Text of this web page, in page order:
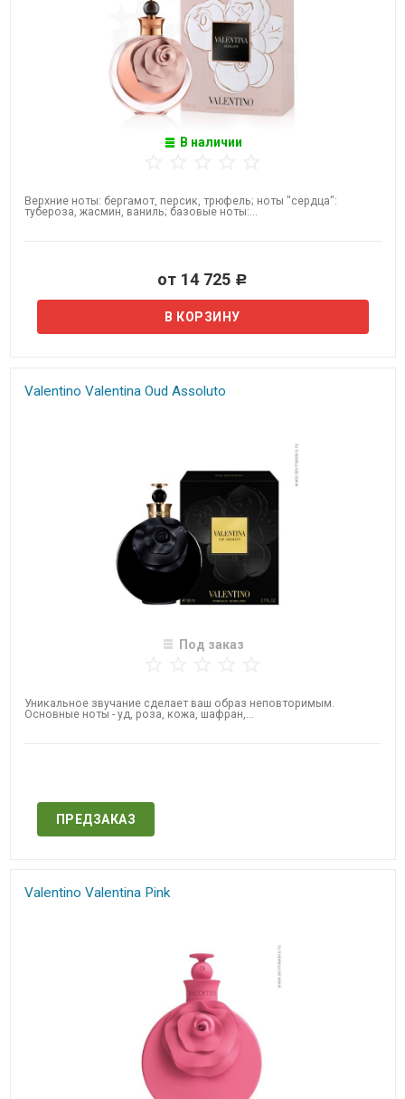
В наличии
Верхние ноты: бергамот, персик, трюфель; ноты "сердца":
тубероза, жасмин, ваниль; базовые ноты:...
от 14 725 Р
Valentino Valentina Oud Assoluto
Под заказ
Уникальное звучание сделает ваш образ неповторимым.
Основные ноты - уд, роза, кожа, шафран,...
ПРЕДЗАКАЗ
Valentino Valentina Pink